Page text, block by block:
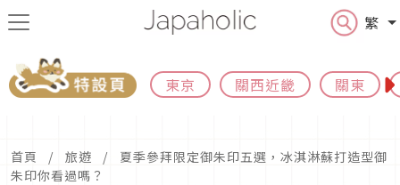
繁
東京 關西近畿 關東
首頁 旅遊
夏季參拜限定御朱印五選，冰淇淋蘇打造型御
朱印你看過嗎？